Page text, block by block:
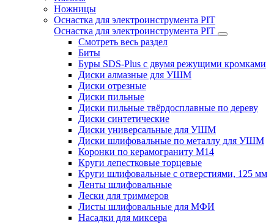
Ножницы
Оснастка для электроинструмента PIT
Оснастка для электроинструмента PIT
Смотреть весь раздел
Биты
Буры SDS-Plus c двумя режущими кромками
Диски алмазные для УШМ
Диски отрезные
Диски пильные
Диски пильные твёрдосплавные по дереву
Диски синтетические
Диски универсальные для УШМ
Диски шлифовальные по металлу для УШМ
Коронки по керамограниту M14
Круги лепестковые торцевые
Круги шлифовальные с отверстиями, 125 мм
Ленты шлифовальные
Лески для триммеров
Листы шлифовальные для МФИ
Насадки для миксера